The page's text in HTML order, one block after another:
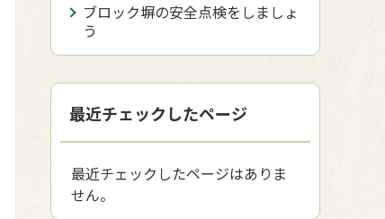
ブロック塀の安全点検をしましょ
う
最近チェックしたページ
最近チェックしたページはありま
せん。